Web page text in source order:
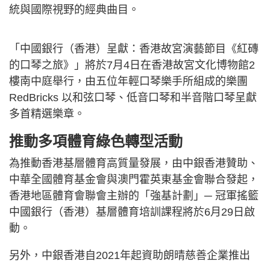
統與國際視野的經典曲目。
「中國銀行（香港）呈獻：香港故宮演藝節目《紅磚
的口琴之旅》」將於7月4日在香港故宮文化博物館2
樓南中庭舉行，由五位年輕口琴樂手所組成的樂團
RedBricks 以和弦口琴、低音口琴和半音階口琴呈獻
多首精選樂章。
推動多項體育綠色轉型活動
為推動香港基層體育高質量發展，由中銀香港贊助、
中華全國體育基金會與澳門霍英東基金會聯合發起，
香港地區體育會聯會主辦的「強基計劃」─ 冠軍搖籃
中國銀行（香港）基層體育培訓課程將於6月29日啟
動。
另外，中銀香港自2021年起資助朗晴慈善企業推出